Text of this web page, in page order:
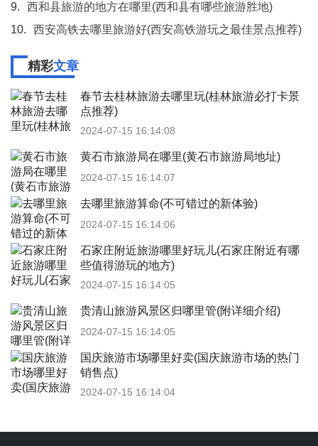
9.
西和县旅游的地方在哪里(西和县有哪些旅游胜地)
10.
西安高铁去哪里旅游好(西安高铁游玩之最佳景点推荐)
精彩文章
春节去桂林旅游去哪里玩(桂林旅游必打卡景
点推荐)
2024-07-15 16:14:08
黄石市旅游局在哪里(黄石市旅游局地址)
2024-07-15 16:14:07
去哪里旅游算命(不可错过的新体验)
2024-07-15 16:14:06
石家庄附近旅游哪里好玩儿(石家庄附近有哪
些值得游玩的地方)
2024-07-15 16:14:05
贵清山旅游风景区归哪里管(附详细介绍)
2024-07-15 16:14:05
国庆旅游市场哪里好卖(国庆旅游市场的热门
销售点)
2024-07-15 16:14:04